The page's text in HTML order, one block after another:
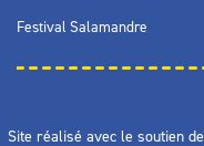
Festival Salamandre
Site réalisé avec le soutien de